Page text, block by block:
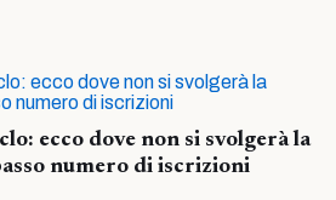
ecco dove non si svolgerà la
numero di iscrizioni